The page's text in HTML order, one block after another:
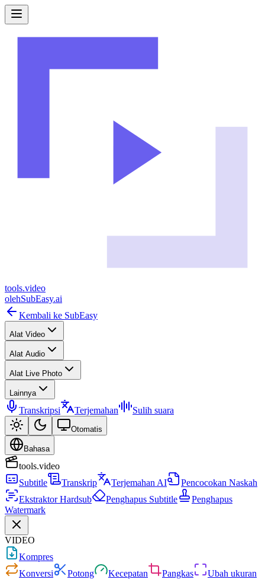
tools.video
olehSubEasy.ai
Kembali ke SubEasy
Alat Video
Alat Audio
Alat Live Photo
Lainnya
Transkripsi Terjemahan Sulih suara
Otomatis
Bahasa
tools.video
Subtitle
Transkrip Terjemahan AI
Pencocokan Naskah
Ekstraktor Hardsub
Penghapus Subtitle
Penghapus
Watermark
VIDEO
Kompres
Konversi
Potong Kecepatan Pangkas
Ubah ukuran